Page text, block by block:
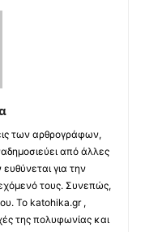
των αρθρογράφων,
από άλλες
για την
τους. Συνεπώς,
Το katohika.gr ,
της πολυφωνίας και